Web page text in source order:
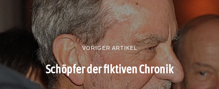
VORIGER ARTIKEL
Schöpfer der fiktiven Chronik